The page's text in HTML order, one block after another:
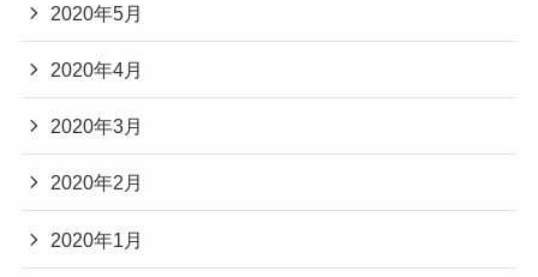
2020年5月
2020年4月
2020年3月
2020年2月
2020年1月